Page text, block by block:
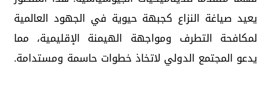
يعيد صياغة النزاع كجبهة حيوية في الجهود العالمية
لمكافحة التطرف ومواجهة الهيمنة الإقليمية، مما
يدعو المجتمع الدولي لاتخاذ خطوات حاسمة ومستدامة.